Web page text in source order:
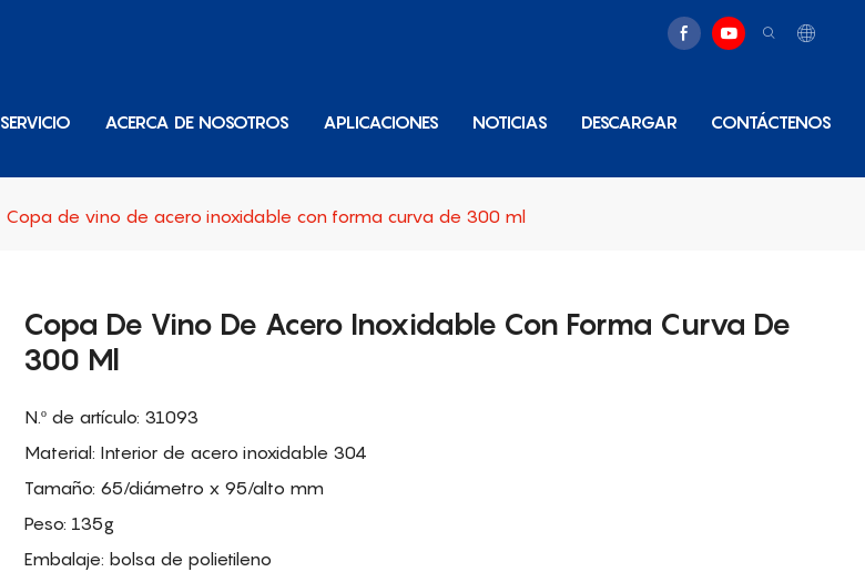
SERVICIO ACERCA DE NOSOTROS APLICACIONES NOTICIAS DESCARGAR CONTÁCTENOS
Copa de vino de acero inoxidable con forma curva de 300 ml
Copa De Vino De Acero Inoxidable Con Forma Curva De
300 Ml
N.º de artículo: 31093
Material: Interior de acero inoxidable 304
Tamaño: 65/diámetro x 95/alto mm
Peso: 135g
Embalaje: bolsa de polietileno